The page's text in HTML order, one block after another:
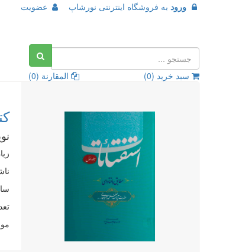
ورود به فروشگاه اینترنتی نورشاپ عضویت
سبد خرید (0
) المقارنة (0
)